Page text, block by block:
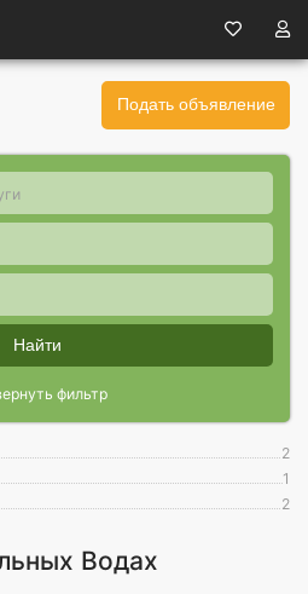
Подать объявление
Найти
фильтр
2
1
2
Водах